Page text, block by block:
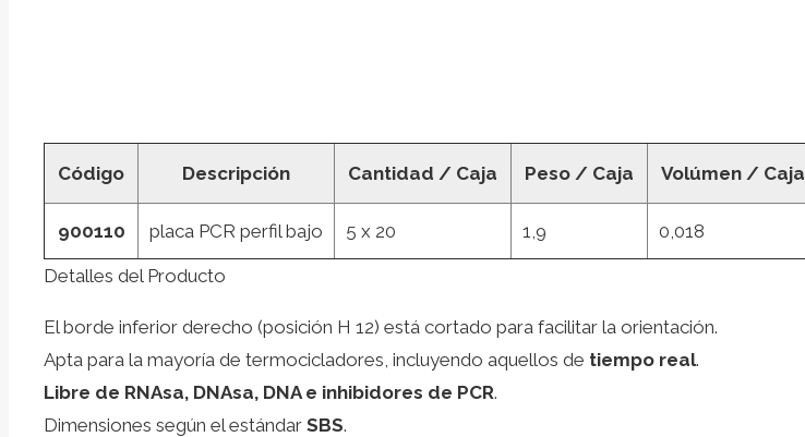
Código Descripción Cantidad / Caja Peso / Caja Volúmen / Caja
900110 placa PCR perfil bajo 5 x 20 1,9 0,018
Detalles del Producto
El borde inferior derecho (posición H 12) está cortado para facilitar la orientación.
Apta para la mayoría de termocicladores, incluyendo aquellos de tiempo real.
Libre de RNAsa, DNAsa, DNA e inhibidores de PCR.
Dimensiones según el estándar SBS.